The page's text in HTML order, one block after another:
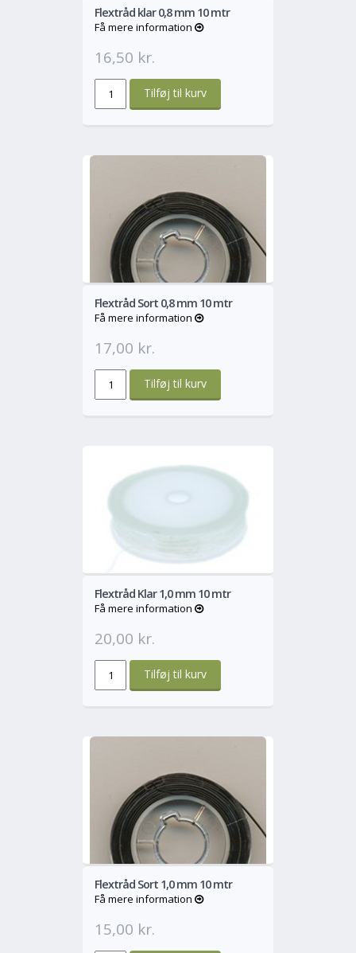
Flextråd klar 0,8 mm 10 mtr
Få mere information
16,50 kr.
Mere
Flextråd Sort 0,8 mm 10 mtr
Få mere information
17,00 kr.
Flextråd Klar 1,0 mm 10 mtr
Få mere information
20,00 kr.
Mere
Flextråd Sort 1,0 mm 10 mtr
Få mere information
15,00 kr.